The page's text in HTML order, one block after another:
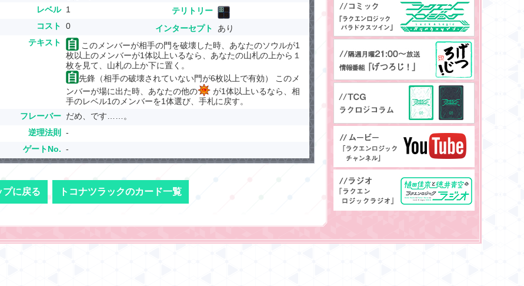
レベル 1
コスト
0
テリトリー
インターセプト
あり
テキスト
このメンバーが相手の門を破壊した時、あなたのソウルが1
枚以上のメンバーが1体以上いるなら、あなたの山札の上から１
枚を見て、山札の上か下に置く。
先鋒（相手の破壊されていない門が6枚以上で有効） このメ
ンバーが場に出た時、あなたの他の
が1体以上いるなら、相
手のレベル1のメンバーを1体選び、手札に戻す。
フレーバー だめ、です……。
逆理法則
-
ゲートNo. -
プに戻る トコナツラックのカード一覧